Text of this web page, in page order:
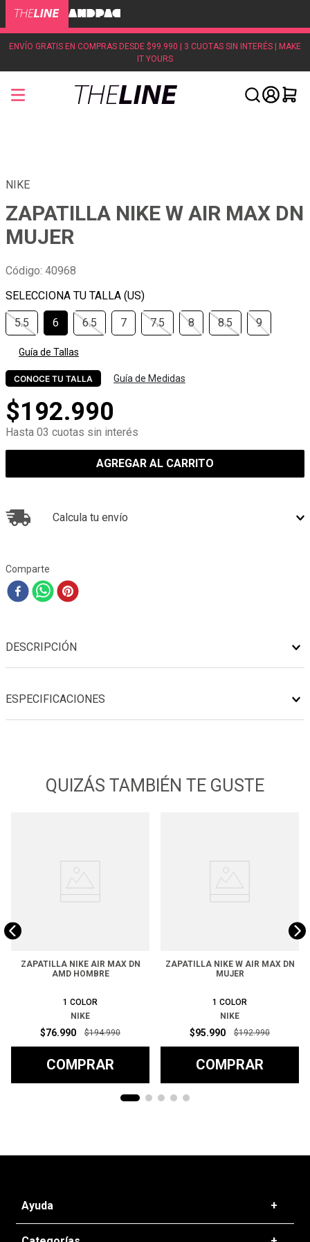
ENVÍO GRATIS EN COMPRAS DESDE $99.990 | 3 CUOTAS SIN INTERÉS | MAKE
IT YOURS
NIKE
ZAPATILLA NIKE W AIR MAX DN
MUJER
Código: 40968
5.5 6 6.5 7 7.5 8 8.5 9
Guía de Tallas
CONOCE TU TALLA Guía de Medidas
$192.990
Hasta 03 cuotas sin interés
AGREGAR AL CARRITO
Calcula tu envío
Comparte
DESCRIPCIÓN
ESPECIFICACIONES
QUIZÁS TAMBIÉN TE GUSTE
ZAPATILLA NIKE AIR MAX DN
AMD HOMBRE
1 COLOR
NIKE
$76.990 $194.990
COMPRAR
ZAPATILLA NIKE W AIR MAX DN
MUJER
1 COLOR
NIKE
$95.990 $192.990
COMPRAR
Ayuda +
Preguntas frecuentes